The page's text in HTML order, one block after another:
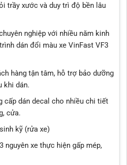
trầy xước và duy trì độ bền lâu
nghiệp với nhiều năm kinh
dán đổi màu xe VinFast VF3
hàng tận tâm, hỗ trợ bảo dưỡng
khi dán.
cấp dán decal cho nhiều chi tiết
cửa.
kỹ (rửa xe)
nguyên xe thực hiện gấp mép,